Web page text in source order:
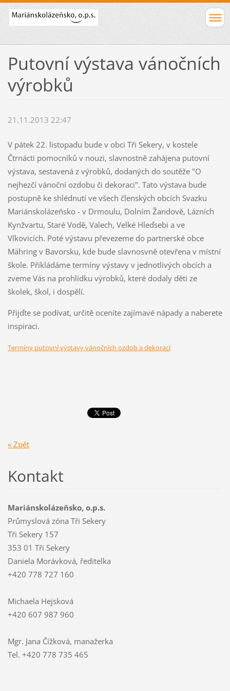
Putovní výstava vánočních
výrobků
21.11.2013 22:47
V pátek 22. listopadu bude v obci Tři Sekery, v kostele
Čtrnácti pomocníků v nouzi, slavnostně zahájena putovní
výstava, sestavená z výrobků, dodaných do soutěže "O
nejhezčí vánoční ozdobu či dekoraci". Tato výstava bude
postupně ke shlédnutí ve všech členských obcích Svazku
Mariánskolázeňsko - v Drmoulu, Dolním Žandově, Lázních
Kynžvartu, Staré Vodě, Valech, Velké Hleďsebi a ve
Vlkovicích. Poté výstavu převezeme do partnerské obce
Mähring v Bavorsku, kde bude slavnosvně otevřena v místní
škole. Přikládáme termíny výstavy v jednotlivých obcích a
zveme Vás na prohlídku výrobků, které dodaly děti ze
školek, škol, i dospělí.
Přijďte se podívat, určitě oceníte zajímavé nápady a naberete
inspiraci.
Termíny putovní výstavy vánočních ozdob a dekorací
« Zpět
Kontakt
Mariánskolázeňsko, o.p.s.
Průmyslová zóna Tři Sekery
Tři Sekery 157
353 01 Tři Sekery
Daniela Morávková, ředitelka
+420 778 727 160
Michaela Hejsková
+420 607 987 960
Mgr. Jana Čížková, manažerka
Tel. +420 778 735 465